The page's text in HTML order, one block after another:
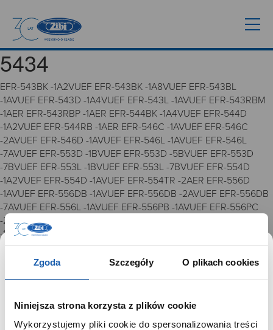
Zgoda Szczegóły O plikach cookies
Niniejsza strona korzysta z plików cookie
Wykorzystujemy pliki cookie do spersonalizowania treści
5434
EFR-543BK -1A2VUEF EFR-543BK -1A8VUEF EFR-543BL
-1AVUEF EFR-543D -1A4VUEF EFR-543L -1AVUEF EFR-543RBM
-1AER EFR-543RBP -1AER EFR-544BK -1A4VUEF EFR-544D
-1A2VUEF EFR-544RB -1AER EFR-546C -1AVUEF EFR-546C
-2AVUEF EFR-546D -1AVUEF EFR-546L -1AVUEF EFR-546L
-7AVUEF EFR-553D -1BVUEF EFR-553D -5BVUEF EFR-553D
-7BVUEF EFR-553L -1BVUEF EFR-553L -7BVUEF EFR-554D
-1A2VUEF EFR-554D -1AVUEF EFR-554TR -2AER EFR-556D
-1AVUEF EFR-556DB -1AVUEF EFR-556DB -2AVUEF EFR-556DB
-7AVUEF EFR-556L -1AVUEF EFR-556PB -1AVUEF EFR-556PC
-2AVUEF EFV-500D -1AVUEF EFV-500D -7AVUEF EFV-500L
-1AVUEF EFV-500L -7AVUEF EFV-560D -1AVUEF EFV-560D
-2AVUEF EFV-560D -7AVUEF EFV-560L -1AVUEF MCW-100H
-1A2VEF MCW-100H -1AVEF MCW-100H -3AVEF MCW-100H
GRUPA ZIBI